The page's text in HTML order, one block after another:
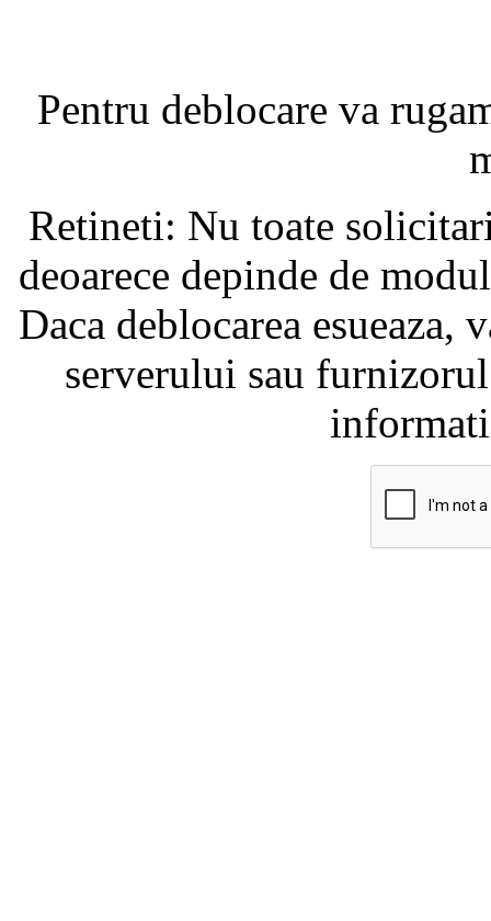
Pentru deblocare va
Retineti: Nu toate
deoarece depinde de
Daca deblocarea
serverului sau